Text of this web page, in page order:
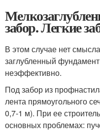
забор. Легкие
В этом случае нет
заглубленный
неэффективно.
Под забор из
лента прямоугольного
0,7-1 м). При ее
основных проблемах: